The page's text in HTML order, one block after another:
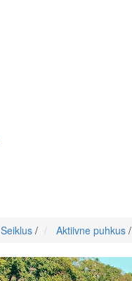
Seiklus / Aktiivne puhkus /